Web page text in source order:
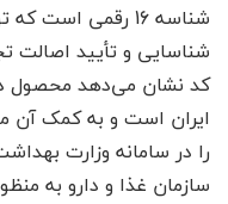
شناسه 16 رقمی
شناسایی و تأیید اصالت
کد نشان می‌دهد محصول
ایران است و به کمک آن
را در سامانه وزارت
سازمان غذا و دارو به